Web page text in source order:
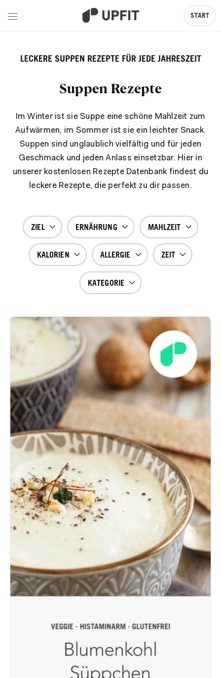
LECKERE SUPPEN REZEPTE FÜR JEDE JAHRESZEIT
Suppen Rezepte
Im Winter ist sie Suppe eine schöne Mahlzeit zum
Aufwärmen, im Sommer ist sie ein leichter Snack.
Suppen sind unglaublich vielfältig und für jeden
Geschmack und jeden Anlass einsetzbar. Hier in
unserer kostenlosen Rezepte Datenbank findest du
leckere Rezepte, die perfekt zu dir passen.
ZIEL ERNÄHRUNG MAHLZEIT
KALORIEN ALLERGIE ZEIT
KATEGORIE
START